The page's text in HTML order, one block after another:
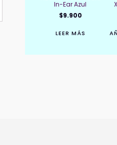
In-Ear Azul
$9.900
LEER MÁS